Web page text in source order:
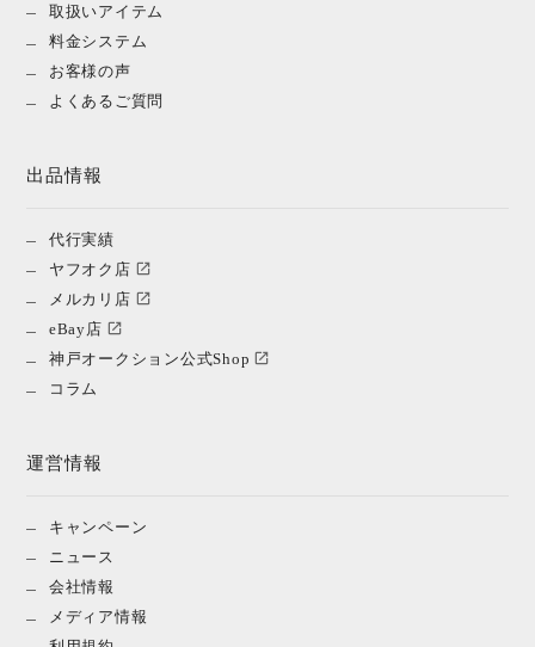
取扱いアイテム
料金システム
お客様の声
よくあるご質問
出品情報
代行実績
ヤフオク店
メルカリ店
eBay店
神戸オークション公式Shop
コラム
運営情報
キャンペーン
ニュース
会社情報
メディア情報